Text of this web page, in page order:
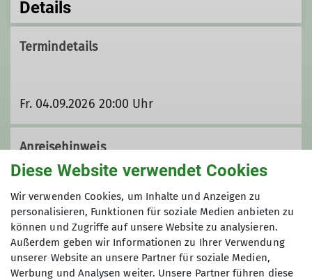
Details
Termindetails
Fr. 04.09.2026 20:00 Uhr
Anreisehinweis
Die Sektionsabende finden um 20:00 Uhr im
Lukas-Saal, Brüderkrankenhaus Trier, Nordallee
1, statt. Der Lukas-Saal ist über den
Haupteingang zu erreichen. Von dort gibt es
Hinweisschilder zum Saal. Parkmöglichkeiten
stehen im Parkhaus zur Verfügung.
Diese Website verwendet Cookies
Wir verwenden Cookies, um Inhalte und Anzeigen zu
personalisieren, Funktionen für soziale Medien anbieten zu
können und Zugriffe auf unsere Website zu analysieren.
Außerdem geben wir Informationen zu Ihrer Verwendung
unserer Website an unsere Partner für soziale Medien,
Werbung und Analysen weiter. Unsere Partner führen diese